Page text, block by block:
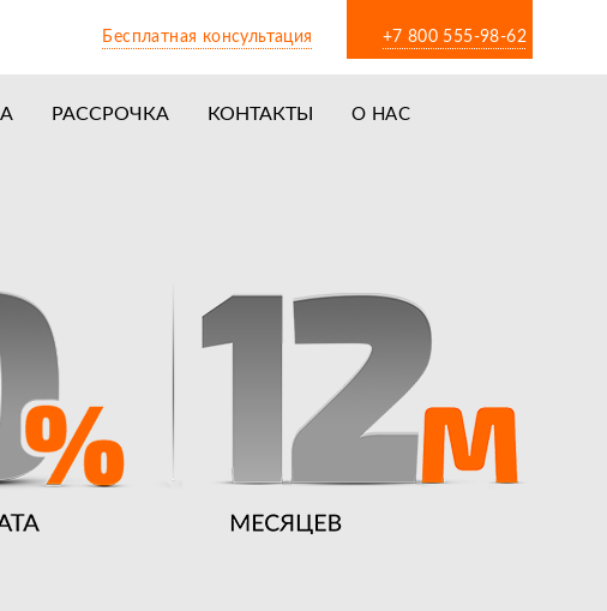
Бесплатная консультация +7 800 555-98-62
РАССРОЧКА КОНТАКТЫ
О НАС